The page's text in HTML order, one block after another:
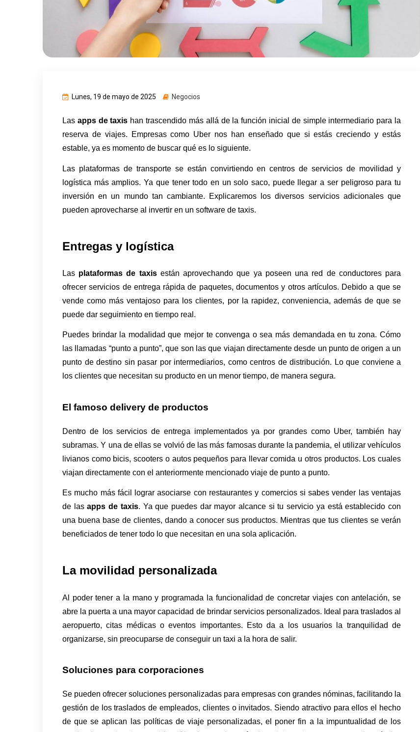
Lunes, 19 de mayo de 2025 Negocios
Las apps de taxis han trascendido más allá de la función inicial de simple intermediario para la
reserva de viajes. Empresas como Uber nos han enseñado que si estás creciendo y estás
estable, ya es momento de buscar qué es lo siguiente.
Las plataformas de transporte se están convirtiendo en centros de servicios de movilidad y
logística más amplios. Ya que tener todo en un solo saco, puede llegar a ser peligroso para tu
inversión en un mundo tan cambiante. Explicaremos los diversos servicios adicionales que
pueden aprovecharse al invertir en un software de taxis.
Entregas y logística
Las plataformas de taxis están aprovechando que ya poseen una red de conductores para
ofrecer servicios de entrega rápida de paquetes, documentos y otros artículos. Debido a que se
vende como más ventajoso para los clientes, por la rapidez, conveniencia, además de que se
puede dar seguimiento en tiempo real.
Puedes brindar la modalidad que mejor te convenga o sea más demandada en tu zona. Cómo
las llamadas “punto a punto”, que son las que viajan directamente desde un punto de origen a un
punto de destino sin pasar por intermediarios, como centros de distribución. Lo que conviene a
los clientes que necesitan su producto en un menor tiempo, de manera segura.
El famoso delivery de productos
Dentro de los servicios de entrega implementados ya por grandes como Uber, también hay
subramas. Y una de ellas se volvió de las más famosas durante la pandemia, el utilizar vehículos
livianos como bicis, scooters o autos pequeños para llevar comida u otros productos. Los cuales
viajan directamente con el anteriormente mencionado viaje de punto a punto.
Es mucho más fácil lograr asociarse con restaurantes y comercios si sabes vender las ventajas
de las apps de taxis. Ya que puedes dar mayor alcance si tu servicio ya está establecido con
una buena base de clientes, dando a conocer sus productos. Mientras que tus clientes se verán
beneficiados de tener todo lo que necesitan en una sola aplicación.
La movilidad personalizada
Al poder tener a la mano y programada la funcionalidad de concretar viajes con antelación, se
abre la puerta a una mayor capacidad de brindar servicios personalizados. Ideal para traslados al
aeropuerto, citas médicas o eventos importantes. Esto da a los usuarios la tranquilidad de
organizarse, sin preocuparse de conseguir un taxi a la hora de salir.
Soluciones para corporaciones
Se pueden ofrecer soluciones personalizadas para empresas con grandes nóminas, facilitando la
gestión de los traslados de empleados, clientes o invitados. Siendo atractivo para ellos el hecho
de que se aplican las políticas de viaje personalizadas, el poner fin a la impuntualidad de los